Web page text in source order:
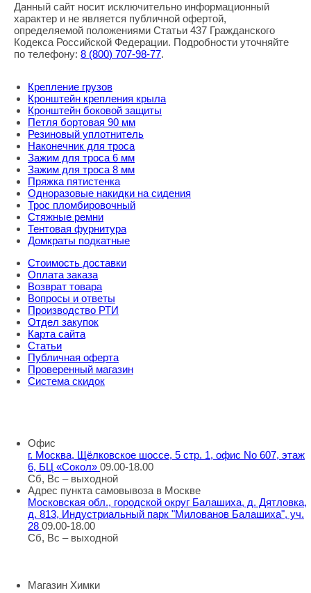
Данный сайт носит исключительно информационный
характер и не является публичной офертой,
определяемой положениями Статьи 437 Гражданского
Кодекса Российской Федерации. Подробности уточняйте
по телефону: 8 (800) 707-98-77.
Крепление грузов
Кронштейн крепления крыла
Кронштейн боковой защиты
Петля бортовая 90 мм
Резиновый уплотнитель
Наконечник для троса
Зажим для троса 6 мм
Зажим для троса 8 мм
Пряжка пятистенка
Одноразовые накидки на сидения
Трос пломбировочный
Стяжные ремни
Тентовая фурнитура
Домкраты подкатные
Стоимость доставки
Оплата заказа
Возврат товара
Вопросы и ответы
Производство РТИ
Отдел закупок
Карта сайта
Статьи
Публичная оферта
Проверенный магазин
Система скидок
Офис
г. Москва, Щёлковское шоссе, 5 стр. 1, офис No 607, этаж
6, БЦ «Сокол» 09.00-18.00
Сб, Вс – выходной
Адрес пункта самовывоза в Москве
Московская обл., городской округ Балашиха, д. Дятловка,
д. 813, Индустриальный парк "Милованов Балашиха", уч.
28 09.00-18.00
Сб, Вс – выходной
Магазин Химки